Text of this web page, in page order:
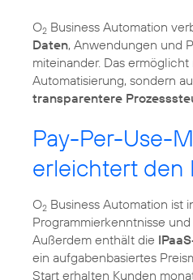
O2 Business Automation
Daten, Anwendungen und
miteinander. Das
Automatisierung, sondern
transparentere
Pay-Per-Use-
erleichtert den
O2 Business Automation ist
Programmierkenntnisse
Außerdem enthält die
ein aufgabenbasiertes
Start erhalten Kunden